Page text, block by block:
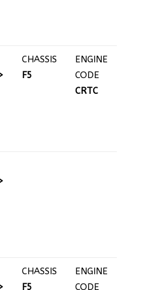
CHASSIS
F5
ENGINE
CODE
CRTC
CHASSIS
F5
ENGINE
CODE